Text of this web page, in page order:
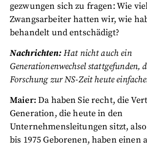
gezwungen sich zu fragen: Wie
Zwangsarbeiter hatten wir, wie
behandelt und entschädigt?
Nachrichten:Hat nicht auch ein
Generationenwechsel stattgefunden,
Forschung zur NS-Zeit heute
Maier: Da haben Sie recht, die
Generation, die heute in den
Unternehmensleitungen sitzt, also
bis 1975 Geborenen, haben einen